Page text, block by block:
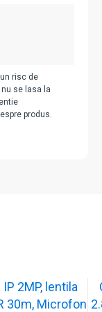
risc de
se lasa la
produs.
2MP, lentila
30m, Microfon